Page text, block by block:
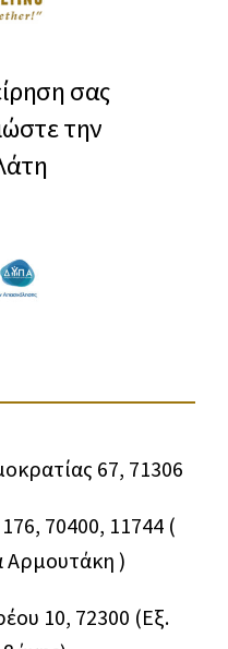
σας
την
67, 71306
70400, 11744 (
Αρμουτάκη )
10, 72300 (Εξ.